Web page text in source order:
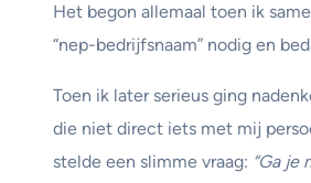
Het begon allemaal toen ik
“nep-bedrijfsnaam” nodig en
Toen ik later serieus ging
die niet direct iets met mij
stelde een slimme vraag: “Ga je